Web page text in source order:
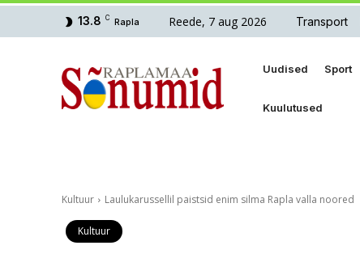
13.8 C Rapla Reede, 7 aug 2026 Transport
Uudised Sport
Kuulutused
Kultuur Laulukarussellil paistsid enim silma Rapla valla noored
Kultuur